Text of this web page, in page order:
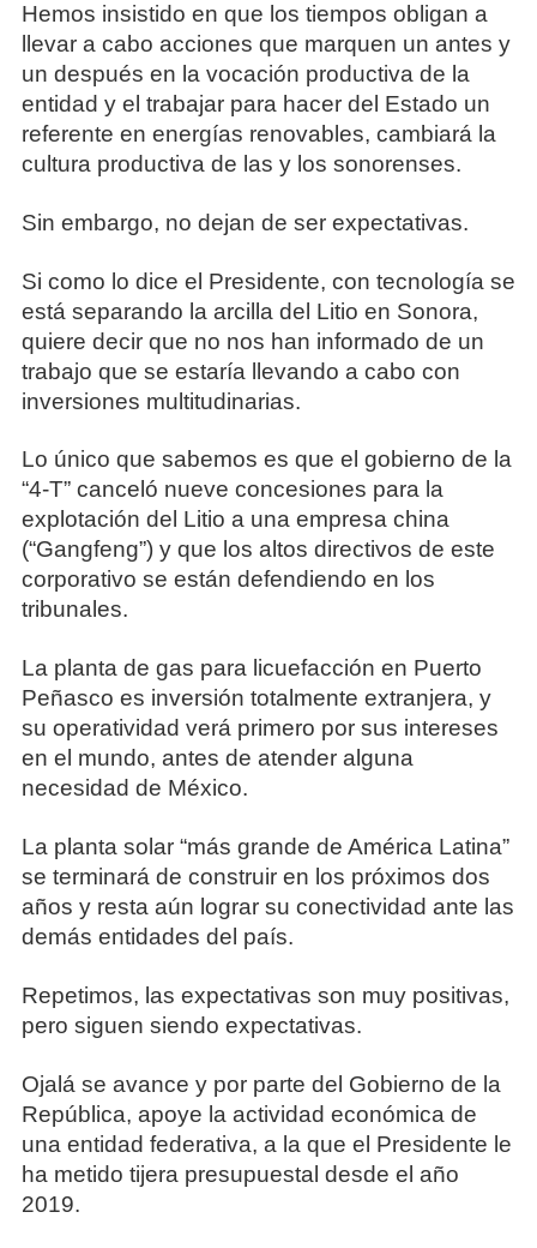
Hemos insistido en que los tiempos obligan a
llevar a cabo acciones que marquen un antes y
un después en la vocación productiva de la
entidad y el trabajar para hacer del Estado un
referente en energías renovables, cambiará la
cultura productiva de las y los sonorenses.
Sin embargo, no dejan de ser expectativas.
Si como lo dice el Presidente, con tecnología se
está separando la arcilla del Litio en Sonora,
quiere decir que no nos han informado de un
trabajo que se estaría llevando a cabo con
inversiones multitudinarias.
Lo único que sabemos es que el gobierno de la
“4-T” canceló nueve concesiones para la
explotación del Litio a una empresa china
(“Gangfeng”) y que los altos directivos de este
corporativo se están defendiendo en los
tribunales.
La planta de gas para licuefacción en Puerto
Peñasco es inversión totalmente extranjera, y
su operatividad verá primero por sus intereses
en el mundo, antes de atender alguna
necesidad de México.
La planta solar “más grande de América Latina”
se terminará de construir en los próximos dos
años y resta aún lograr su conectividad ante las
demás entidades del país.
Repetimos, las expectativas son muy positivas,
pero siguen siendo expectativas.
Ojalá se avance y por parte del Gobierno de la
República, apoye la actividad económica de
una entidad federativa, a la que el Presidente le
ha metido tijera presupuestal desde el año
2019.